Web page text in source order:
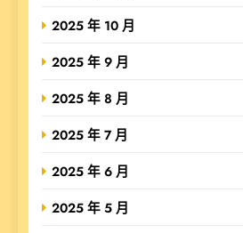
2025 年 10 月
2025 年 9 月
2025 年 8 月
2025 年 7 月
2025 年 6 月
2025 年 5 月